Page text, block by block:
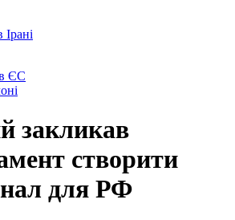
Ірані
ЄС
закликав
створити
для РФ